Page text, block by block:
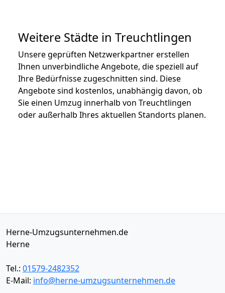
Weitere Städte in Treuchtlingen
Unsere geprüften Netzwerkpartner erstellen
Ihnen unverbindliche Angebote, die speziell auf
Ihre Bedürfnisse zugeschnitten sind. Diese
Angebote sind kostenlos, unabhängig davon, ob
Sie einen Umzug innerhalb von Treuchtlingen
oder außerhalb Ihres aktuellen Standorts planen.
Herne-Umzugsunternehmen.de
Herne
Tel.: 01579-2482352
E-Mail: info@herne-umzugsunternehmen.de